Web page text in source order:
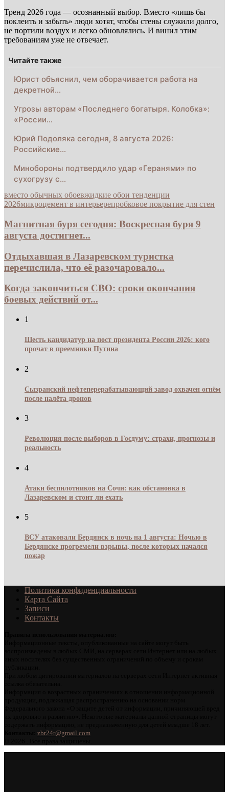
Тренд 2026 года — осознанный выбор. Вместо «лишь бы
поклеить и забыть» люди хотят, чтобы стены служили долго,
не портили воздух и легко обновлялись. И винил этим
требованиям уже не отвечает.
Читайте также
Юрист объяснил, чем оборачивается работа на
декретной…
Угрозы авторам «Последнего богатыря. Колобка»:
«России…
Юрий Подоляка сегодня, 8 августа 2026:
Российские…
Минобороны подтвердило удар «Геранями» по
сухогрузу с…
вместо обычных обоевжидкие обои тенденции
2026микроцемент в интерьерепробковое покрытие для стен
Магнитная буря сегодня: Воскресная буря 9
августа достигнет...
Отдыхавшая в Лазаревском туристка
перечислила, что её разочаровало...
Когда закончиться СВО: сроки окончания
боевых действий от...
1
Шесть кандидатур на пост президента России 2026: кого
прочат в преемники Путина
2
Сызранский нефтеперерабатывающий завод охвачен огнём
после налёта дронов
3
Революция после выборов в Госдуму: страхи, прогнозы и
реальность
4
Атаки беспилотников на Сочи: как обстановка в
Лазаревском и стоит ли ехать
5
ВСУ атаковали Бердянск в ночь на 1 августа: Ночью в
Бердянске прогремели взрывы, после которых начался
пожар
Политика конфиденциальности
Карта Сайта
Записи
Контакты
zbr24r@gmail.com